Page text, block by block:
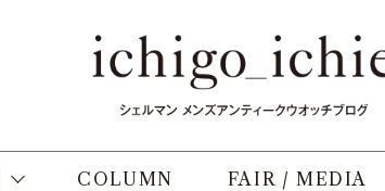
COLUMN FAIR / MEDIA